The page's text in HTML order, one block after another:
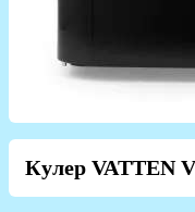
Кулер VATTEN